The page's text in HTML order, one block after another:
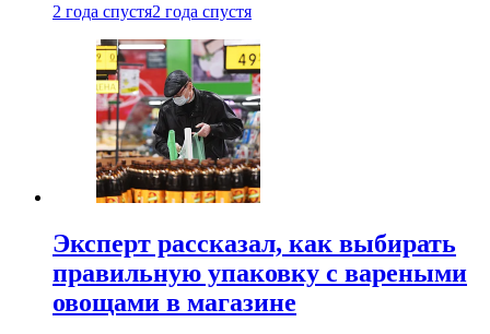
2 года спустя2 года спустя
Эксперт рассказал, как выбирать
правильную упаковку с вареными
овощами в магазине